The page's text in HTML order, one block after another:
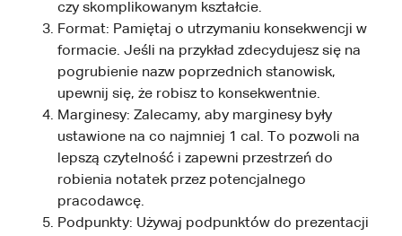
czy skomplikowanym kształcie.
Format: Pamiętaj o utrzymaniu konsekwencji w
formacie. Jeśli na przykład zdecydujesz się na
pogrubienie nazw poprzednich stanowisk,
upewnij się, że robisz to konsekwentnie.
Marginesy: Zalecamy, aby marginesy były
ustawione na co najmniej 1 cal. To pozwoli na
lepszą czytelność i zapewni przestrzeń do
robienia notatek przez potencjalnego
pracodawcę.
Podpunkty: Używaj podpunktów do prezentacji